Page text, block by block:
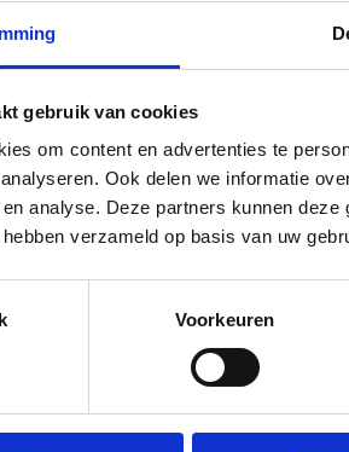
gebruik van cookies
om content en advertenties te
Ook delen we informatie
analyse. Deze partners kunnen
verzameld op basis van uw
Voorkeuren